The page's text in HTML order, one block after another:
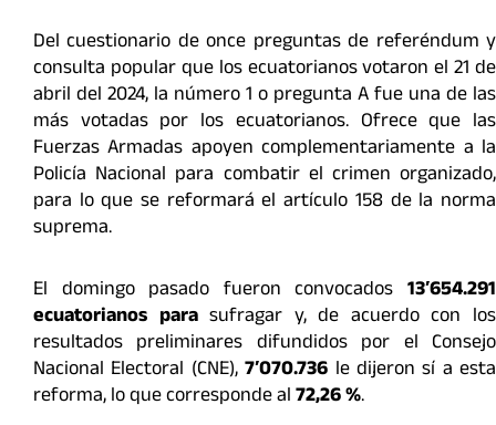
Del cuestionario de once preguntas de referéndum y
consulta popular que los ecuatorianos votaron el 21 de
abril del 2024, la número 1 o pregunta A fue una de las
más votadas por los ecuatorianos. Ofrece que las
Fuerzas Armadas apoyen complementariamente a la
Policía Nacional para combatir el crimen organizado,
para lo que se reformará el artículo 158 de la norma
suprema.
El domingo pasado fueron convocados 13′654.291
ecuatorianos parasufragar y, de acuerdo con los
resultados preliminares difundidos por el Consejo
Nacional Electoral (CNE),7′070.736 le dijeron sí a esta
reforma, lo que corresponde al72,26 %.